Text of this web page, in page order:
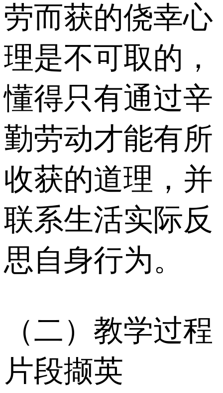
劳而获的侥幸心
理是不可取的，
懂得只有通过辛
勤劳动才能有所
收获的道理，并
联系生活实际反
思自身行为。
（二）教学过程
片段撷英